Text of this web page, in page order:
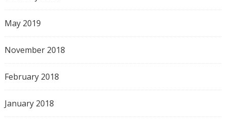
May 2019
November 2018
February 2018
January 2018